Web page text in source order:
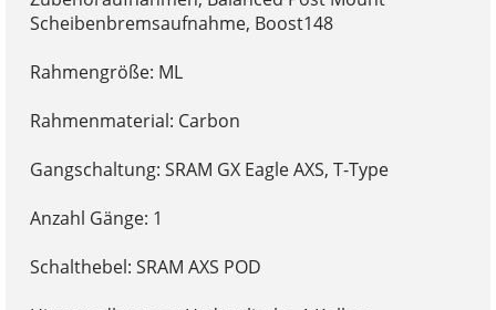
Scheibenbremsaufnahme, Boost148
Rahmengröße: ML
Rahmenmaterial: Carbon
Gangschaltung: SRAM GX Eagle AXS, T-Type
Anzahl Gänge: 1
Schalthebel: SRAM AXS POD